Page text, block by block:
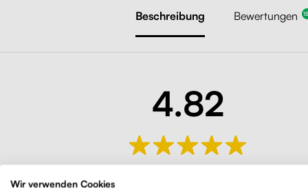
Beschreibung Bewertungen
4.82
Wir verwenden Cookies